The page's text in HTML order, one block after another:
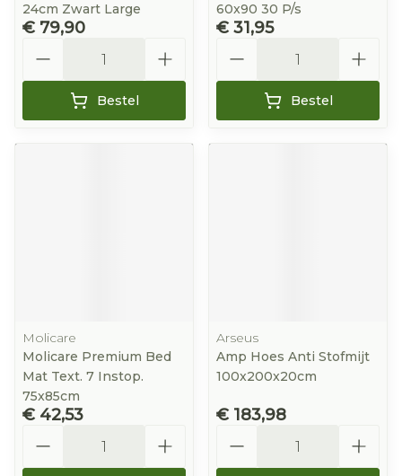
24cm Zwart Large
€ 79,90
Bestel
60x90 30 P/s
€ 31,95
Bestel
Molicare
Molicare Premium Bed
Mat Text. 7 Instop.
75x85cm
€ 42,53
Arseus
Amp Hoes Anti Stofmijt
100x200x20cm
€ 183,98